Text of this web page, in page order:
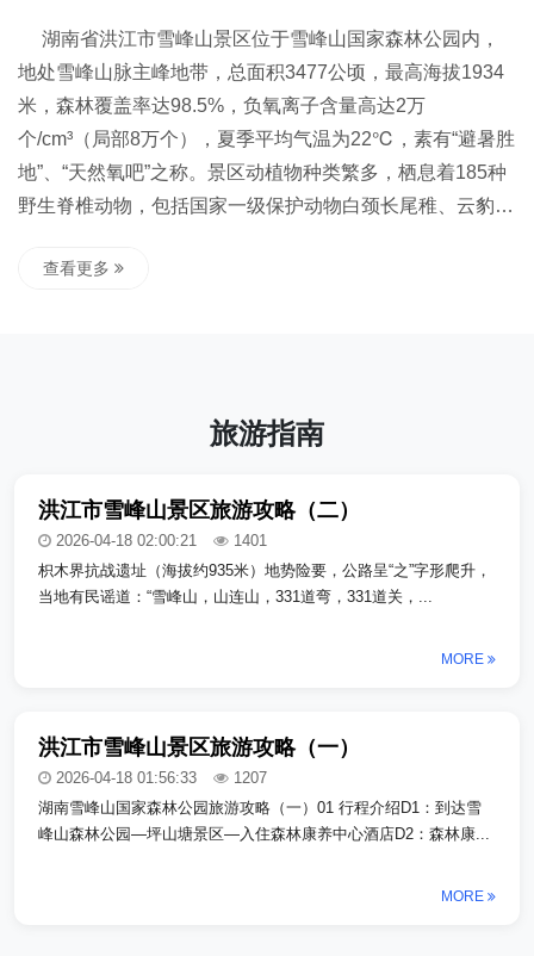
湖南省洪江市雪峰山景区位于雪峰山国家森林公园内，
地处雪峰山脉主峰地带，总面积3477公顷，最高海拔1934
米，森林覆盖率达98.5%，负氧离子含量高达2万
个/cm³（局部8万个），夏季平均气温为22℃，素有“避暑胜
地”、“天然氧吧”之称。景区动植物种类繁多，栖息着185种
野生脊椎动物，包括国家一级保护动物白颈长尾稚、云豹、
木本植物90余科700多种，其中银杏、南方红豆杉等国家重
集森林康养、研学教育、亲子互动、徒步探险为一体，旅游
查看更多
旅游指南
洪江市雪峰山景区旅游攻略（二）
2026-04-18 02:00:21
1401
枳木界抗战遗址（海拔约935米）地势险要，公路呈“之”字形爬升，
当地有民谣道：“雪峰山，山连山，331道弯，331道关，...
MORE
洪江市雪峰山景区旅游攻略（一）
2026-04-18 01:56:33
1207
湖南雪峰山国家森林公园旅游攻略（一）01 行程介绍D1：到达雪
峰山森林公园—坪山塘景区—入住森林康养中心酒店D2：森林康...
MORE